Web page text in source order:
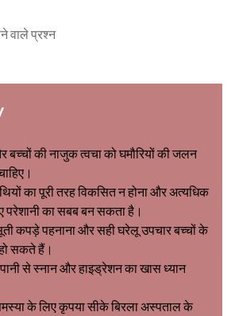
वाले प्रश्न
बच्चों की नाजुक त्वचा को घमौरियों की जलन
का पूरी तरह विकसित न होना और अत्यधिक
परेशानी का सबब बन सकता है।
कपड़े पहनाना और सही घरेलू उपचार बच्चों के
सकते हैं।
से स्नान और हाइड्रेशन का खास ध्यान
के लिए कृपया सीके बिरला अस्पताल के